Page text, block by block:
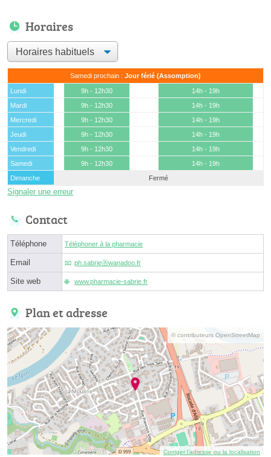
Horaires
Samedi prochain : Jour férié (Assomption)
Lundi 9h - 12h30
14h - 19h
Mardi
9h - 12h30
14h - 19h
Mercredi
9h - 12h30
14h - 19h
Jeudi
9h - 12h30
14h - 19h
Vendredi
9h - 12h30
14h - 19h
Samedi
9h - 12h30
14h - 19h
Dimanche
Fermé
Signaler une erreur
Contact
Téléphone Téléphoner à la pharmacie
Email ph.sabrieⓐwanadoo.fr
Site web www.pharmacie-sabrie.fr
Plan et adresse
© contributeurs OpenStreetMap
Corriger l’adresse ou la localisation